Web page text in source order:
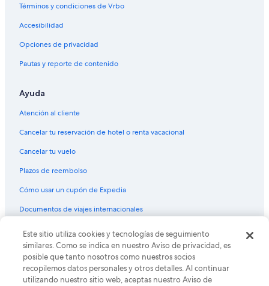
Términos y condiciones de Vrbo
Accesibilidad
Opciones de privacidad
Pautas y reporte de contenido
Ayuda
Atención al cliente
Cancelar tu reservación de hotel o renta vacacional
Cancelar tu vuelo
Plazos de reembolso
Cómo usar un cupón de Expedia
Documentos de viajes internacionales
© 2026 Expedia, Inc., una empresa de Expedia Group. Todos los
derechos reservados. Expedia y el logo de Expedia son marcas
registradas o marcas comerciales de Expedia, Inc. CST# 2029030-50.
Este sitio utiliza cookies y tecnologías de seguimiento
similares. Como se indica en nuestro Aviso de privacidad, es
posible que tanto nosotros como nuestros socios
recopilemos datos personales y otros detalles. Al continuar
utilizando nuestro sitio web, aceptas nuestro Aviso de